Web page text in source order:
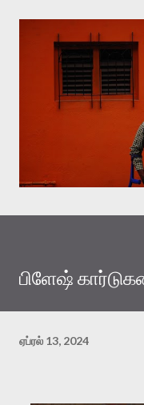
பிளேஷ்
ஏப்ரல் 13, 2024